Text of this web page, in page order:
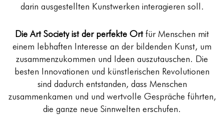
darin ausgestellten Kunstwerken interagieren soll.
Die Art Society ist der perfekte Ortfür Menschen mit
einem lebhaften Interesse an der bildenden Kunst, um
zusammenzukommen und Ideen auszutauschen. Die
besten Innovationen und künstlerischen Revolutionen
sind dadurch entstanden, dass Menschen
zusammenkamen und und wertvolle Gespräche führten,
die ganze neue Sinnwelten erschufen.